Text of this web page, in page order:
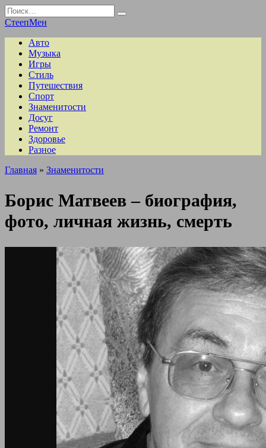
Перейти
к
Search
for:
СтеепМен
Авто
Музыка
Игры
Стиль
Путешествия
Спорт
Знаменитости
Досуг
Ремонт
Здоровье
Разное
Главная » Знаменитости
Борис Матвеев – биография,
фото, личная жизнь, смерть